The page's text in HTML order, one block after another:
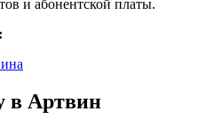
и абонентской платы.
в Артвин